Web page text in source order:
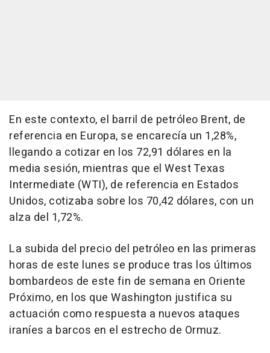
En este contexto, el barril de petróleo Brent, de
referencia en Europa, se encarecía un 1,28%,
llegando a cotizar en los 72,91 dólares en la
media sesión, mientras que el West Texas
Intermediate (WTI), de referencia en Estados
Unidos, cotizaba sobre los 70,42 dólares, con un
alza del 1,72%.
La subida del precio del petróleo en las primeras
horas de este lunes se produce tras los últimos
bombardeos de este fin de semana en Oriente
Próximo, en los que Washington justifica su
actuación como respuesta a nuevos ataques
iraníes a barcos en el estrecho de Ormuz.